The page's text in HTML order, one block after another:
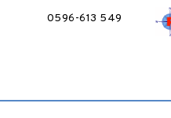
0596-613 549